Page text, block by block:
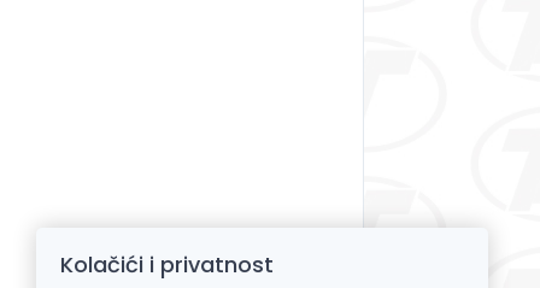
Kolačići i privatnost